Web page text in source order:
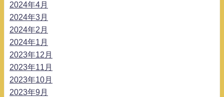
2024年4月
2024年3月
2024年2月
2024年1月
2023年12月
2023年11月
2023年10月
2023年9月